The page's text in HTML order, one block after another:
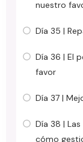
nuestro
Día 35 |
Día 36 | El
favor
Día 37 |
Día 38 |
cómo